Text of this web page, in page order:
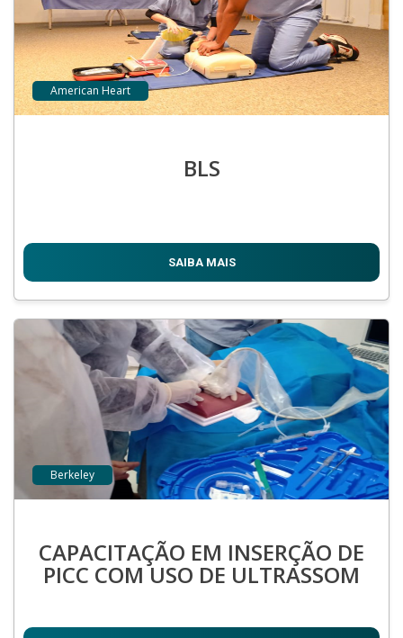
American Heart
BLS
SAIBA MAIS
Berkeley
CAPACITAÇÃO EM INSERÇÃO DE
PICC COM USO DE ULTRASSOM